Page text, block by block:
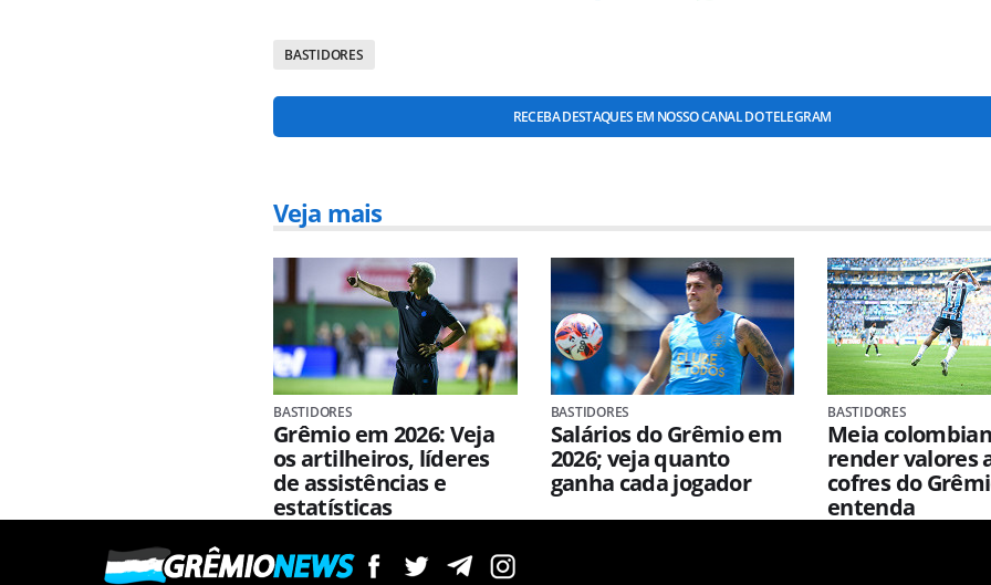
BASTIDORES
RECEBA DESTAQUES EM NOSSO CANAL DO TELEGRAM
Veja mais
BASTIDORES
Grêmio em 2026: Veja
os artilheiros, líderes
de assistências e
estatísticas
BASTIDORES
Salários do Grêmio em
2026; veja quanto
ganha cada jogador
BASTIDORES
Meia
render valores
cofres do
entenda